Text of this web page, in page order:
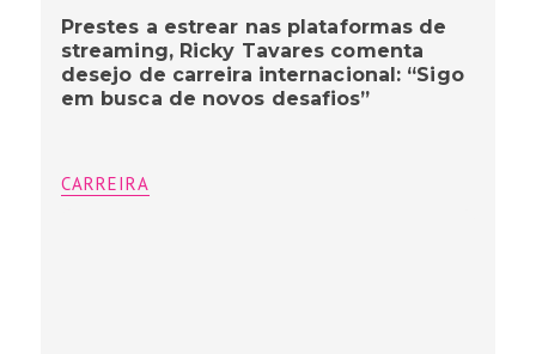
Prestes a estrear nas plataformas de
streaming, Ricky Tavares comenta
desejo de carreira internacional: “Sigo
em busca de novos desafios”
CARREIRA